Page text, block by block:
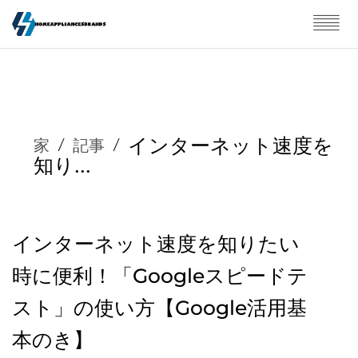
家 / 記事 / インターネット速度を
知り...
インターネット速度を知りたい
時に便利！「Googleスピードテ
スト」の使い方【Google活用基
本のき】